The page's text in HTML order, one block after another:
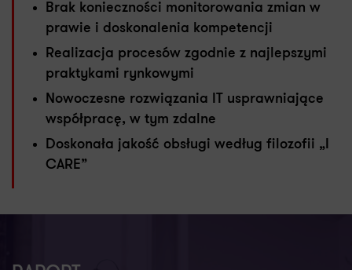
Brak konieczności monitorowania zmian w
prawie i doskonalenia kompetencji
Realizacja procesów zgodnie z najlepszymi
praktykami rynkowymi
Nowoczesne rozwiązania IT usprawniające
współpracę, w tym zdalne
Doskonała jakość obsługi według filozofii „I
CARE”